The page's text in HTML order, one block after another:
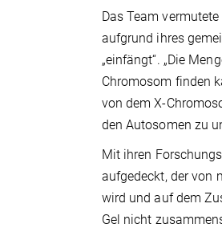
Das Team
aufgrund ihres
„einfängt“. „Die
Chromosom finden
von dem X-
den Autosomen zu
Mit ihren
aufgedeckt, der von
wird und auf dem
Gel nicht